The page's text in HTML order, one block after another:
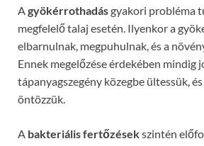
A gyökérrothadásgyakori probléma
megfelelő talaj esetén. Ilyenkor a
elbarnulnak, megpuhulnak, és a
Ennek megelőzése érdekében mindig
tápanyagszegény közegbe ültessük,
öntözzük.
A bakteriális fertőzésekszintén